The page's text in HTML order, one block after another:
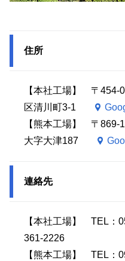
住所
【本社工場】 〒454-
区清川町3-1
【熊本工場】 〒
大字大津187
連絡先
【本社工場】 TEL：
361-2226
【熊本工場】 TEL：